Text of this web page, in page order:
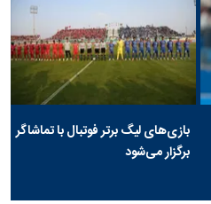
بازی‌های لیگ برتر فوتبال با تماشاگر
برگزار می‌شود